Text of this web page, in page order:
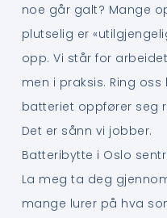
noe går galt? Mange
plutselig er
opp. Vi står for
men i praksis. Ring
batteriet oppfører seg
Det er sånn vi jobber.
Batteribytte i Oslo
La meg ta deg
mange lurer på hva